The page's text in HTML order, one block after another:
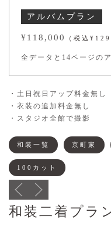
アルバムプラン
¥118,000 （税込
全データと14ページの
・土日祝日アップ料金無し
・衣装の追加料金無し
・スタジオ全館で撮影
和装一覧 京町家
100カット
和装二着プラ